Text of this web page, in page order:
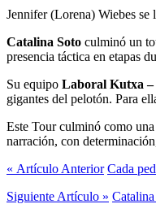
Jennifer (Lorena) Wiebes se
Catalina ​Soto culminó un
presencia táctica en etapas
Su equipo Laboral Kutxa
gigantes del pelotón. Para
Este Tour culminó como una
narración​, con
« Artículo Anterior Cada
Siguiente Artículo »